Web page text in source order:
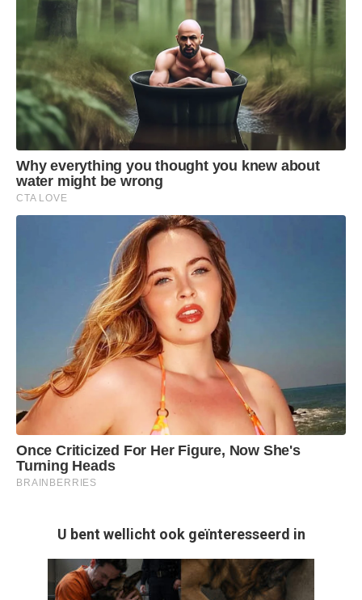
U bent wellicht ook geïnteresseerd in